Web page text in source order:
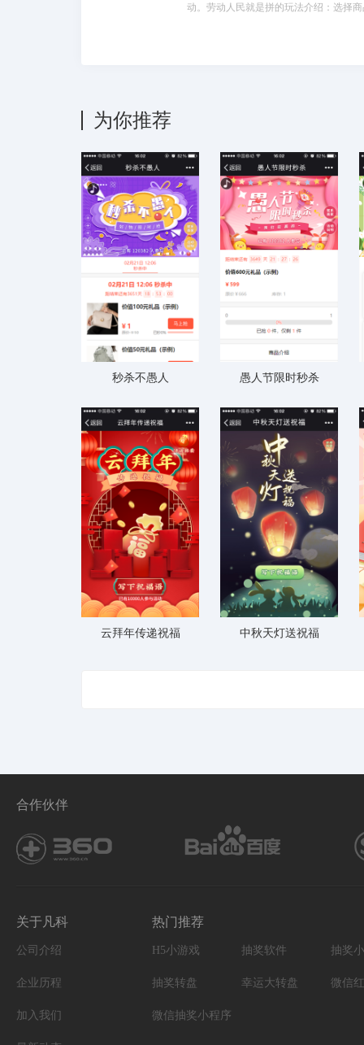
动。劳动人民就是拼的玩法介绍：选择
为你推荐
秒杀不愚人 愚人节限时秒杀
云拜年传递祝福 中秋天灯送祝福
合作伙伴
关于凡科
公司介绍
企业历程
加入我们
热门推荐
H5小游戏 抽奖软件 抽奖
抽奖转盘 幸运大转盘 微信
微信抽奖小程序